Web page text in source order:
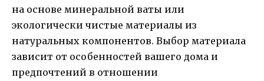
на основе минеральной ваты или
экологически чистые материалы из
натуральных компонентов. Выбор материала
зависит от особенностей вашего дома и
предпочтений в отношении